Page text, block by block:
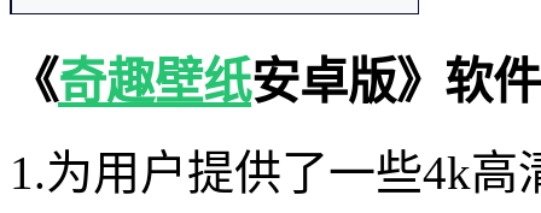
《奇趣壁纸安卓版》软
1.为用户提供了一些4k